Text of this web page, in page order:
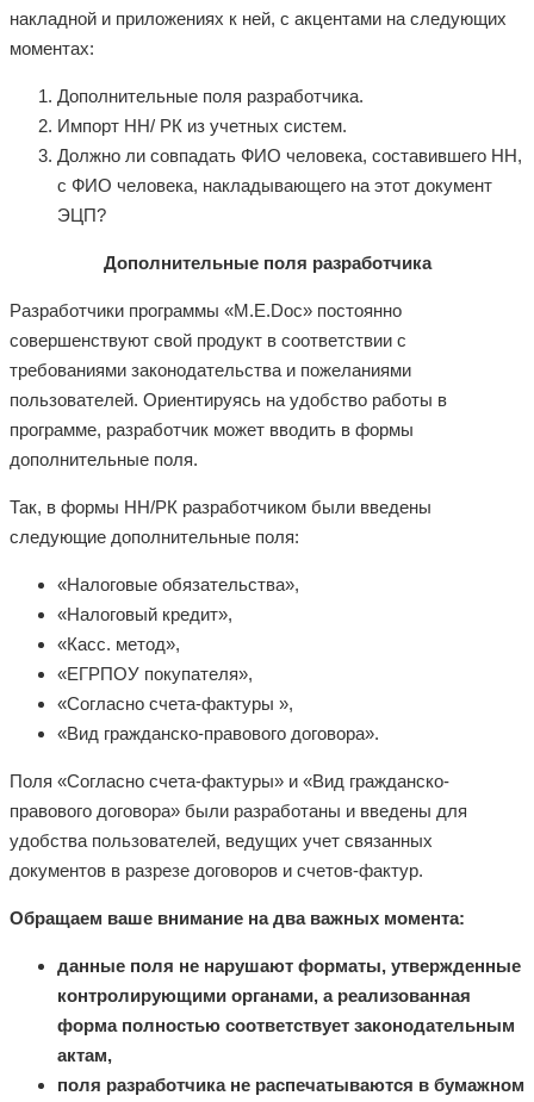
накладной и приложениях к ней, с акцентами на следующих
моментах:
Дополнительные поля разработчика.
Импорт НН/ РК из учетных систем.
Должно ли совпадать ФИО человека, составившего НН,
с ФИО человека, накладывающего на этот документ
ЭЦП?
Дополнительные поля разработчика
Разработчики программы «M.E.Doc» постоянно
совершенствуют свой продукт в соответствии с
требованиями законодательства и пожеланиями
пользователей. Ориентируясь на удобство работы в
программе, разработчик может вводить в формы
дополнительные поля.
Так, в формы НН/РК разработчиком были введены
следующие дополнительные поля:
«Налоговые обязательства»,
«Налоговый кредит»,
«Касс. метод»,
«ЕГРПОУ покупателя»,
«Согласно счета-фактуры »,
«Вид гражданско-правового договора».
Поля «Согласно счета-фактуры» и «Вид гражданско-
правового договора» были разработаны и введены для
удобства пользователей, ведущих учет связанных
документов в разрезе договоров и счетов-фактур.
Обращаем ваше внимание на два важных момента:
данные поля не нарушают форматы, утвержденные
контролирующими органами, а реализованная
форма полностью соответствует законодательным
актам,
поля разработчика не распечатываются в бумажном